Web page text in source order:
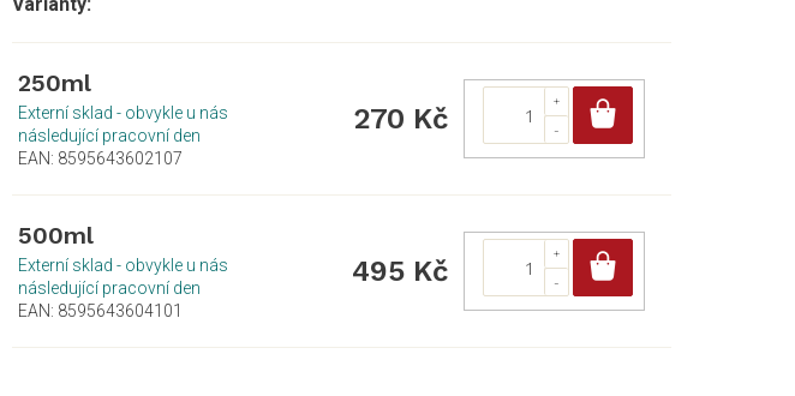
250ml
Externí sklad - obvykle u nás
následující pracovní den
EAN: 8595643602107
270 Kč
500ml
Externí sklad - obvykle u nás
následující pracovní den
EAN: 8595643604101
495 Kč